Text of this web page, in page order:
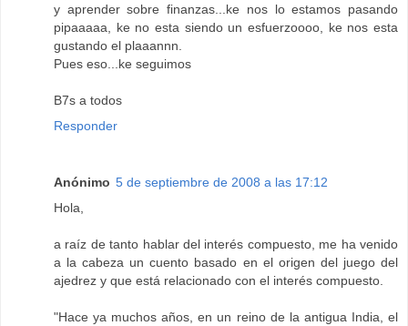
y aprender sobre finanzas...ke nos lo estamos pasando
pipaaaaa, ke no esta siendo un esfuerzoooo, ke nos esta
gustando el plaaannn.
Pues eso...ke seguimos
B7s a todos
Responder
Anónimo 5 de septiembre de 2008 a las 17:12
Hola,
a raíz de tanto hablar del interés compuesto, me ha venido
a la cabeza un cuento basado en el origen del juego del
ajedrez y que está relacionado con el interés compuesto.
"Hace ya muchos años, en un reino de la antigua India, el